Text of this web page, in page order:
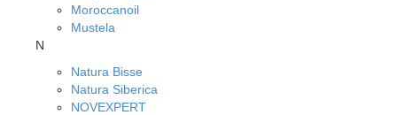
Moroccanoil
Mustela
N
Natura Bisse
Natura Siberica
NOVEXPERT